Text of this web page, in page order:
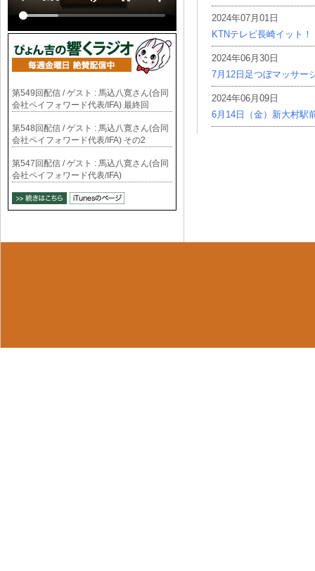
2024年07月01日
KTNテレビ長崎イット！
2024年06月30日
7月12日足つぼマッサー
2024年06月09日
6月14日（金）新大村駅
第549回配信 / ゲスト : 馬込八寛さん(合同
会社ペイフォワード代表/IFA) 最終回
第548回配信 / ゲスト : 馬込八寛さん(合同
会社ペイフォワード代表/IFA) その2
第547回配信 / ゲスト : 馬込八寛さん(合同
会社ペイフォワード代表/IFA)